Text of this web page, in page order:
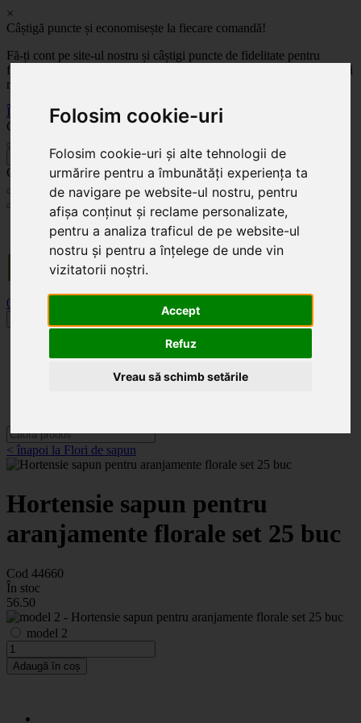
Folosim cookie-uri
Folosim cookie-uri și alte tehnologii de
urmărire pentru a îmbunătăți experiența ta
de navigare pe website-ul nostru, pentru
afișa conținut și reclame personalizate,
pentru a analiza traficul de pe website-ul
nostru și pentru a înțelege de unde vin
vizitatorii noștri.
Accept
Refuz
Vreau să schimb setările
×
Câștigă puncte și economisește la fiecare comandă!
Fă-ți cont pe site-ul nostru și câștigi puncte de fidelitate pentru
fiecare comandă! Cu cât comanzi mai mult, cu atât economisești mai
mult!
Înregistrează-te acum
Celoplast
Celoplast
Transportul este GRATUIT pentru comenzile mai mari de 350 Lei. Comanda minimă în
valoare de 100 Lei. Expediere în 1 - 2 zile lucrătoare.
0
Categorii
< înapoi la Flori de sapun
Hortensie sapun pentru
aranjamente florale set 25 buc
Cod 44660
În stoc
56.50
model 2
Adaugă în coș